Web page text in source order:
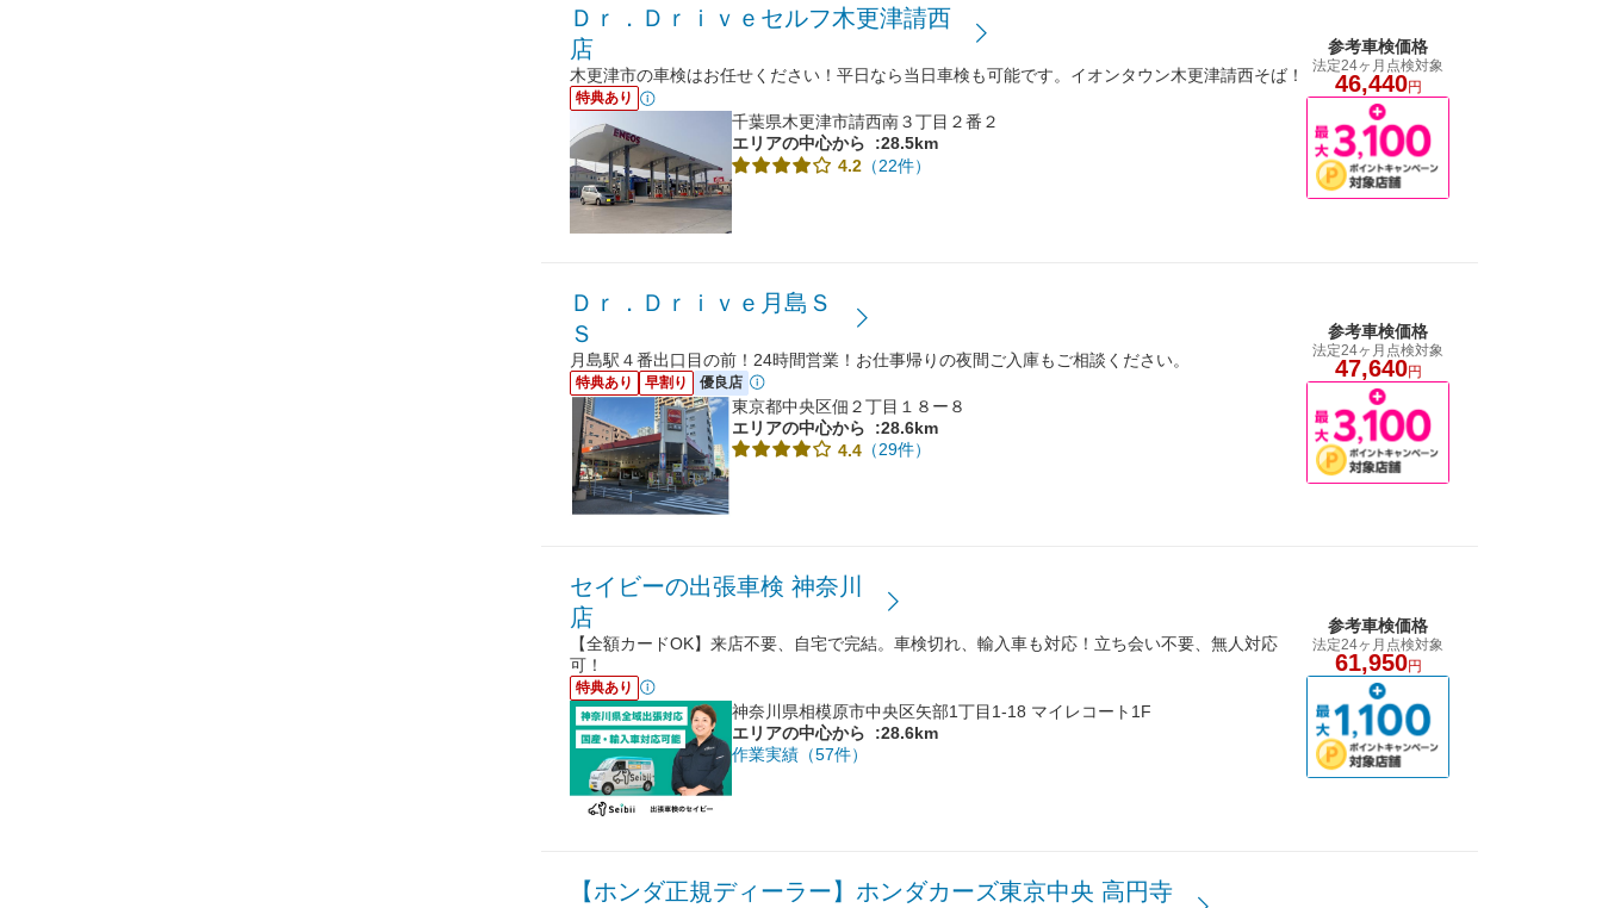
Ｄｒ．Ｄｒｉｖｅセルフ木更津請西
店
木更津市の車検はお任せください！平日なら当日車検も可能です。イオンタウン木更津請西そば！
特典あり
千葉県木更津市請西南３丁目２番２
エリアの中心から
:28.5km
4.2 （22件）
参考車検価格
法定24ヶ月点検対象
46,440円
Ｄｒ．Ｄｒｉｖｅ月島Ｓ
Ｓ
月島駅４番出口目の前！24時間営業！お仕事帰りの夜間ご入庫もご相談ください。
特典あり 早割り 優良店
東京都中央区佃２丁目１８ー８
エリアの中心から
:28.6km
4.4 （29件）
参考車検価格
法定24ヶ月点検対象
47,640円
セイビーの出張車検 神奈川
店
【全額カードOK】来店不要、自宅で完結。車検切れ、輸入車も対応！立ち会い不要、無人対応
可！
特典あり
神奈川県相模原市中央区矢部1丁目1-18 マイレコート1F
エリアの中心から
:28.6km
作業実績（57件）
参考車検価格
法定24ヶ月点検対象
61,950円
【ホンダ正規ディーラー】ホンダカーズ東京中央 高円寺